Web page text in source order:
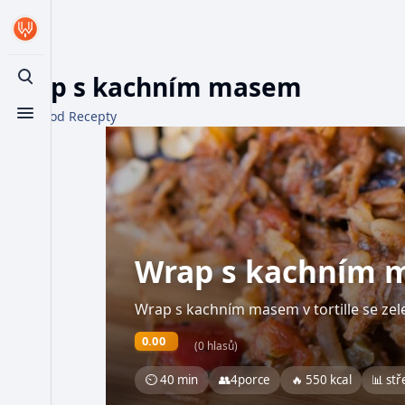
Toggle search
Toggle menu
Wrap s kachním masem
Z WikiFood Recepty
Wrap s kachním
Wrap s kachním masem v tortille se
0.00 (0 hlasů)
⏲ 40 min 👥4porce 🔥 550 kcal 📊